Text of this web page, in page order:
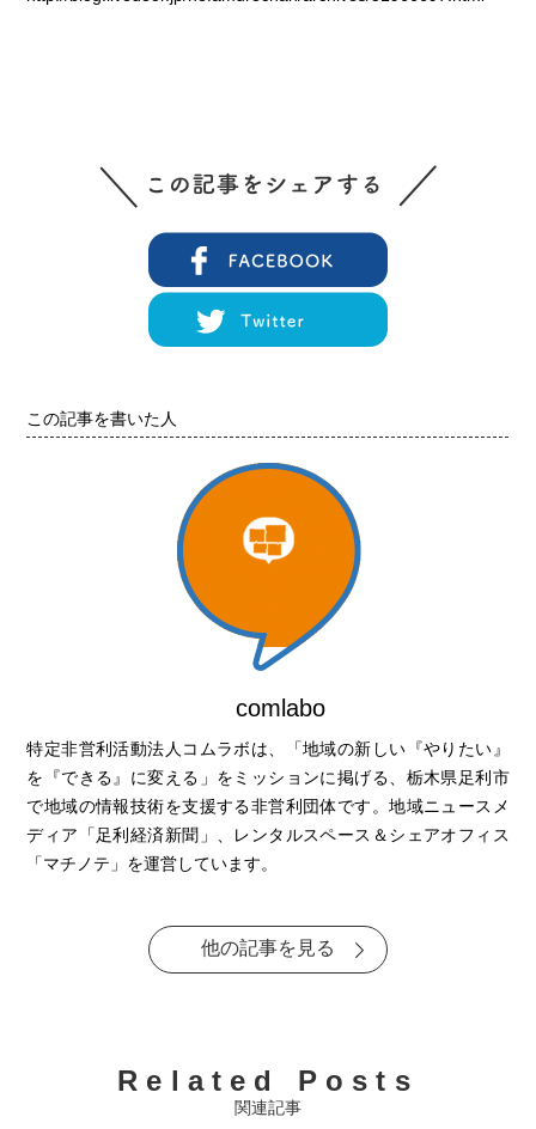
この記事を書いた人
comlabo
特定非営利活動法人コムラボは、「地域の新しい『やりたい』
を『できる』に変える」をミッションに掲げる、栃木県足利市
で地域の情報技術を支援する非営利団体です。地域ニュースメ
ディア「足利経済新聞」、レンタルスペース＆シェアオフィス
「マチノテ」を運営しています。
他の記事を見る
Related Posts
関連記事